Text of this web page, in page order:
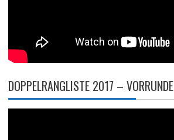
DOPPELRANGLISTE 2017 – VORRUNDE